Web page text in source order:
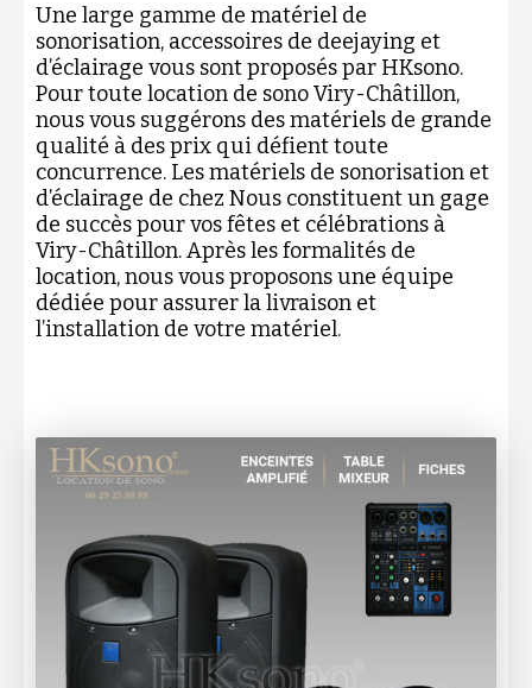
Une large gamme de matériel de
sonorisation, accessoires de deejaying et
d’éclairage vous sont proposés par HKsono.
Pour toute location de sono Viry-Châtillon,
nous vous suggérons des matériels de grande
qualité à des prix qui défient toute
concurrence. Les matériels de sonorisation et
d’éclairage de chez Nous constituent un gage
de succès pour vos fêtes et célébrations à
Viry-Châtillon. Après les formalités de
location, nous vous proposons une équipe
dédiée pour assurer la livraison et
l’installation de votre matériel.